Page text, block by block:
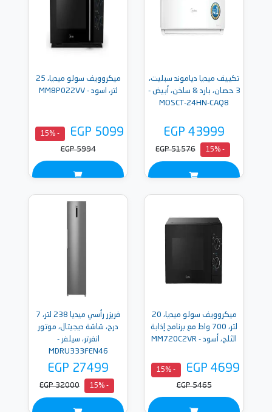
تكييف ميديا دياموند سبليت،
3 حصان، بارد & ساخن، أبيض -
MOSCT-24HN-CAQ8
EGP 43999
- 15%
EGP 51576
ميكروويف سولو ميديا، 25
لتر، اسود - MM8P022VV
EGP 5099
- 15%
EGP 5994
ميكروويف سولو ميديا، 20
لتر، 700 واط مع برنامج إذابة
الثلج، أسود - MM720C2VR
EGP 4699
- 15%
EGP 5465
فريزر رأسي ميديا 238 لتر، 7
درج، شاشة ديجيتال، موتور
انفرتر، سيلفر -
MDRU333FEN46
EGP 27499
- 15%
EGP 32000